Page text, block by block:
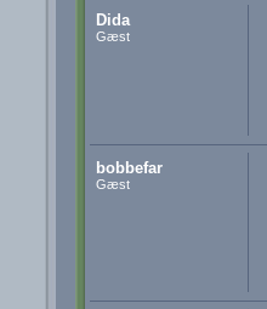
Dida
Gæst
bobbefar
Gæst